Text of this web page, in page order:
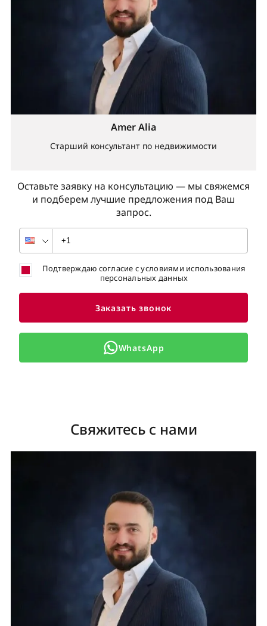
Оставьте заявку на консультацию — мы свяжемся
и подберем лучшие предложения под Ваш
запрос.
Amer Alia
Старший консультант по недвижимости
Подтверждаю согласие с условиями использования
персональных данных
Заказать звонок
WhatsApp
Свяжитесь с нами